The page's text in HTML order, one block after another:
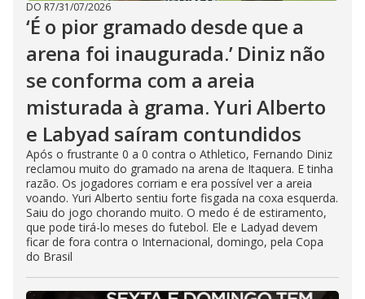
DO R7/31/07/2026
‘É o pior gramado desde que a
arena foi inaugurada.’ Diniz não
se conforma com a areia
misturada à grama. Yuri Alberto
e Labyad saíram contundidos
Após o frustrante 0 a 0 contra o Athletico, Fernando Diniz
reclamou muito do gramado na arena de Itaquera. E tinha
razão. Os jogadores corriam e era possível ver a areia
voando. Yuri Alberto sentiu forte fisgada na coxa esquerda.
Saiu do jogo chorando muito. O medo é de estiramento,
que pode tirá-lo meses do futebol. Ele e Ladyad devem
ficar de fora contra o Internacional, domingo, pela Copa
do Brasil